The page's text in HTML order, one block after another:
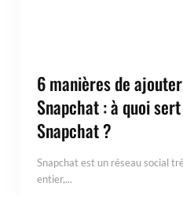
6 manières de
Snapchat : à quoi
Snapchat ?
Snapchat est un réseau social
entier,...